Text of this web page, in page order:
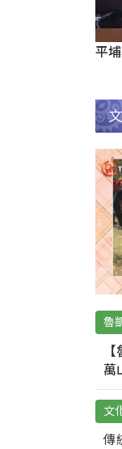
平
魯
萬
文
傳